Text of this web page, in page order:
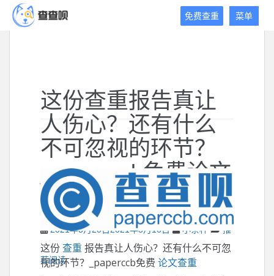
菜单
免费查重
这份查重报告真让
人伤心？还有什么
不可忽视的环节？
_paperccb免费论文
查重
2021年3月20日2021年3月16日 小茶杯 推
荐阅读
这份查重报告真让人伤心？还有什么不可忽
视的环节？_paperccb免费 论文查重